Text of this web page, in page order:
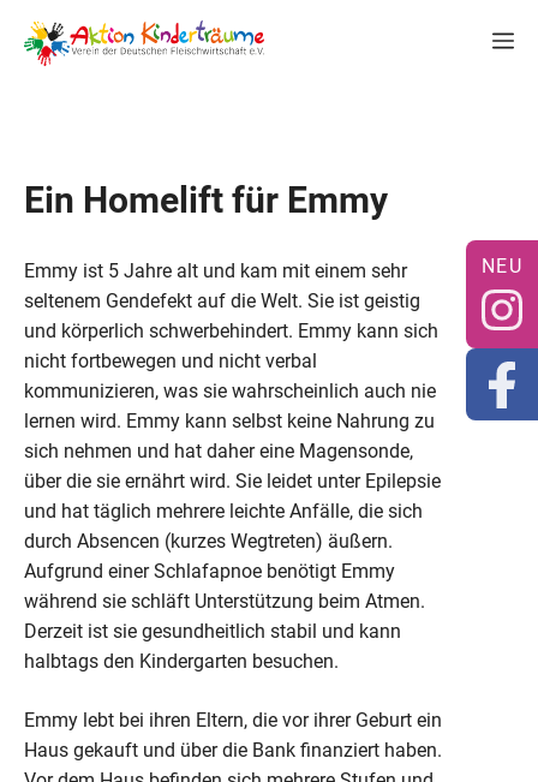
Inhalt
springen
Ein Homelift für Emmy
Emmy ist 5 Jahre alt und kam mit einem sehr
seltenem Gendefekt auf die Welt. Sie ist geistig
und körperlich schwerbehindert. Emmy kann sich
nicht fortbewegen und nicht verbal
kommunizieren, was sie wahrscheinlich auch nie
lernen wird. Emmy kann selbst keine Nahrung zu
sich nehmen und hat daher eine Magensonde,
über die sie ernährt wird. Sie leidet unter Epilepsie
und hat täglich mehrere leichte Anfälle, die sich
durch Absencen (kurzes Wegtreten) äußern.
Aufgrund einer Schlafapnoe benötigt Emmy
während sie schläft Unterstützung beim Atmen.
Derzeit ist sie gesundheitlich stabil und kann
halbtags den Kindergarten besuchen.
Emmy lebt bei ihren Eltern, die vor ihrer Geburt ein
Haus gekauft und über die Bank finanziert haben.